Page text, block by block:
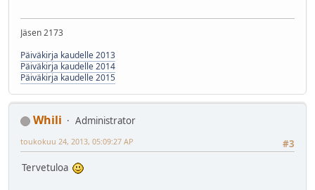
Jäsen 2173
Päiväkirja kaudelle 2013
Päiväkirja kaudelle 2014
Päiväkirja kaudelle 2015
Whili
Administrator
#3
toukokuu 24, 2013, 05:09:27 AP
Tervetuloa